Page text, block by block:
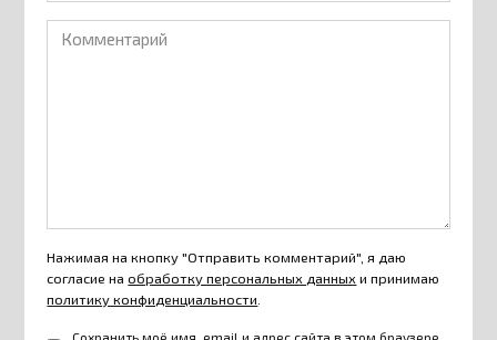
Комментарий
Нажимая на кнопку "Отправить комментарий", я даю
согласие наобработку персональных данных и принимаю
политику конфиденциальности
Сохранить моё имя, email и адрес сайта в этом браузере